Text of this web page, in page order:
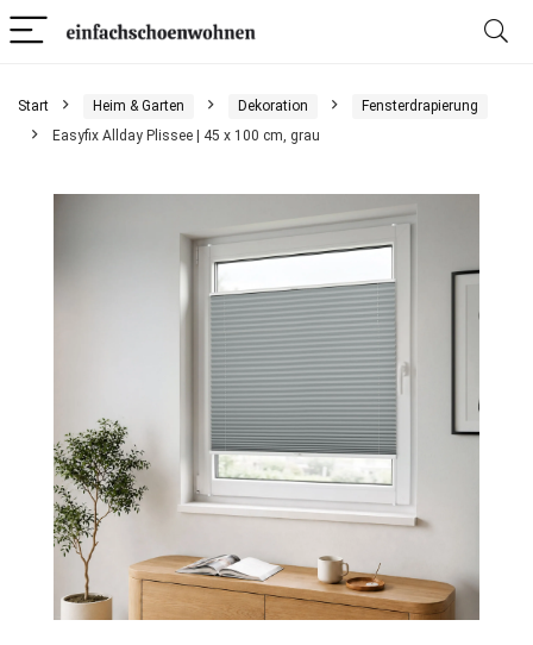
Start Heim & Garten Dekoration
Fensterdrapierung
Easyfix Allday Plissee | 45 x 100 cm, grau